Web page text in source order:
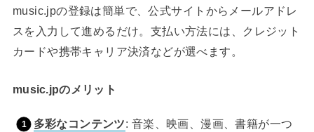
music.jpの登録は簡単で、公式サイトからメールアドレ
スを入力して進めるだけ。支払い方法には、クレジット
カードや携帯キャリア決済などが選べます。
music.jpのメリット
多彩なコンテンツ: 音楽、映画、漫画、書籍が一つ